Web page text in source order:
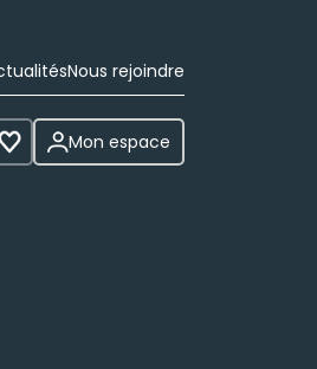
Nous rejoindre
Voir les favoris
Mon espace